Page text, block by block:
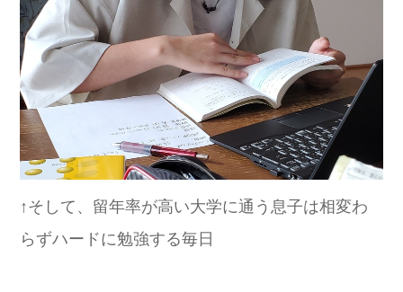
↑そして、留年率が高い大学に通う息子は相変わ
らずハードに勉強する毎日